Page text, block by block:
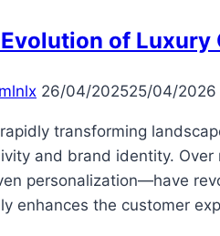
of
26/04/202525/04/2026
transforming
and brand identity.
personalization—have
enhances the customer